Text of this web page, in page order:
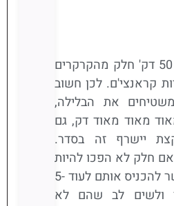
לפעמים לאחר 50 דק' חלק מהקרקרים
קראנצי'ם. לכן חשוב
את הבלילה,
מאוד מאוד דק, גם
יישרף זה בסדר.
חלק לא הפכו להיות
קראנצ'ים, אפשר להכניס אותם לעוד 5-
ולשים לב שהם לא